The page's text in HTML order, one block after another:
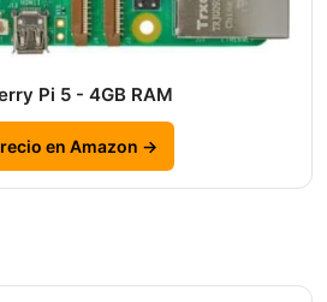
Pi 5 - 4GB RAM
en Amazon →